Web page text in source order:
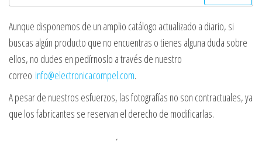
Aunque disponemos de un amplio catálogo actualizado a diario, si
buscas algún producto que no encuentras o tienes alguna duda sobre
ellos, no dudes en pedírnoslo a través de nuestro
correo info@electronicacompel.com.
A pesar de nuestros esfuerzos, las fotografías no son contractuales, ya
que los fabricantes se reservan el derecho de modificarlas.